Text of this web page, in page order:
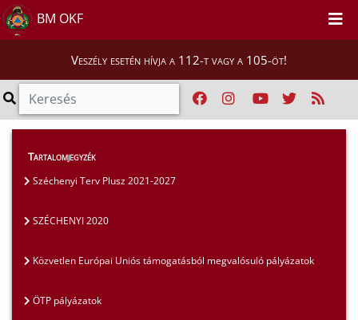
BM OKF
Veszély esetén hívja a 112-t vagy a 105-öt!
Szakmai tájékoztatók
SZÉCHENYI 2020
Tartalomjegyzék
Széchenyi Terv Plusz 2021-2027
SZÉCHENYI 2020
Közvetlen Európai Uniós támogatásból megvalósuló pályázatok
ÖTP pályázatok